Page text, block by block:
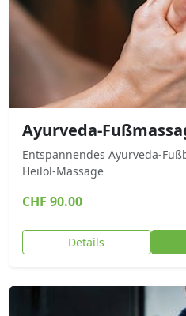
Ayurveda-
Entspannendes Ayurveda-
Heilöl-Massage
CHF 90.00
Details